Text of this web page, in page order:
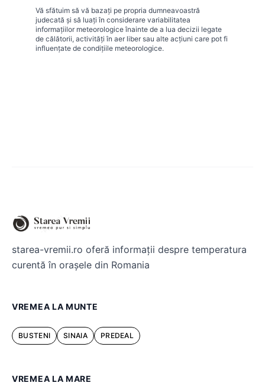
Vă sfătuim să vă bazați pe propria dumneavoastră
judecată și să luați în considerare variabilitatea
informațiilor meteorologice înainte de a lua decizii legate
de călătorii, activități în aer liber sau alte acțiuni care pot fi
influențate de condițiile meteorologice.
starea-vremii.ro oferă informații despre temperatura
curentă în orașele din Romania
VREMEA LA MUNTE
BUSTENI SINAIA PREDEAL
VREMEA LA MARE